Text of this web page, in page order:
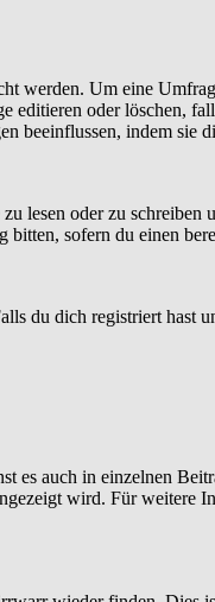
werden. Um eine
oder löschen,
beeinflussen, indem sie
lesen oder zu schreiben
sofern du einen
du dich registriert hast
auch in einzelnen
wird. Für weitere